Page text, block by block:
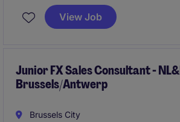
met innovatieve financiële
rol als Junior Business Developer
View Job
Junior FX Sales Consultant -
Brussels/Antwerp
Brussels City